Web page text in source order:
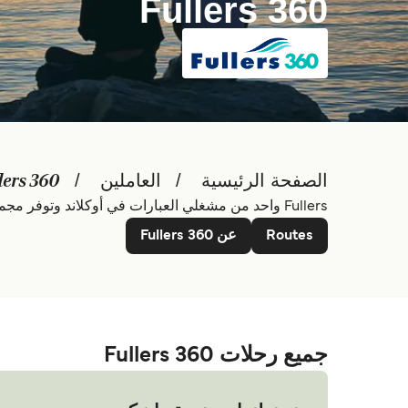
Fullers 360
الصفحة الرئيسية العاملين 360
Fullers واحد من مشغلي العبارات في أوكلاند وتوفر مجموعة من الرحلات، والجولات حول ميناء أوكلاند وجزر اهيكي، موتيتابا، موتييهي ورانجيتوتو.
Routes عن Fullers 360
جميع رحلات Fullers 360